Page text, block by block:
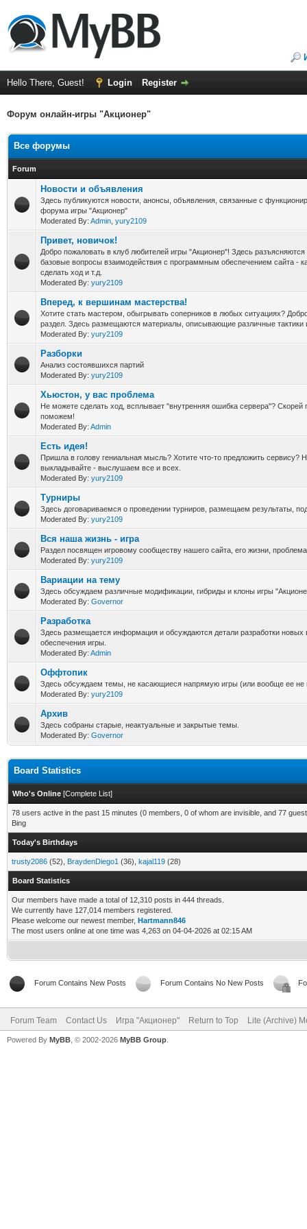
Hello There, Guest! Login Register
Форум онлайн-игры "Акционер"
Все форумы
Forum
Новости и объявления
Здесь публикуются новости, анонсы, объявления, связанные с
форума игры "Акционер"
Moderated By: Admin yury2109
Привет, новичок!
Добро пожаловать в клуб любителей игры "Акционер"! Здесь
базовые вопросы взаимодействия с программным обеспечением сайта -
сделать ход и т.д.
Moderated By: yury2109
Вперед, к вершинам мастерства!
Хотите стать мастером, обыгрывать соперников в любых ситуациях?
раздел. Здесь размещаются материалы, описывающие различные тактики
Moderated By: yury2109
Разборки
Анализ состоявшихся партий
Moderated By: yury2109
Хьюстон, у вас проблема
Не можете сделать ход, всплывает "внутренняя ошибка сервера"? Скорей
поможем!
Moderated By: Admin
Есть идея!
Пришла в голову гениальная мысль? Хотите что-то предложить сервису?
выкладывайте - выслушаем все и всех.
Moderated By: yury2109
Турниры
Здесь договариваемся о проведении турниров, размещаем результаты,
Moderated By: yury2109
Вся наша жизнь - игра
Раздел посвящен игровому сообществу нашего сайта, его жизни,
Moderated By: yury2109
Вариации на тему
Здесь обсуждаем различные модификации, гибриды и клоны игры
Moderated By: Governor
Разработка
Здесь размещается информация и обсуждаются детали разработки новых
обеспечения игры.
Moderated By: Admin
Оффтопик
Здесь обсуждаем темы, не касающиеся напрямую игры (или вообще ее не
Moderated By: yury2109
Архив
Здесь собраны старые, неактуальные и закрытые темы.
Moderated By: Governor
Board Statistics
Who's Online [Complete List]
78 users active in the past 15 minutes (0 members, 0 of whom are invisible, and 77
Bing
Today's Birthdays
trusty2086 (52), BraydenDiego1 (36), kajal119 (28)
Board Statistics
Our members have made a total of 12,310 posts in 444 threads.
We currently have 127,014 members registered.
Please welcome our newest member, Hartmann846
The most users online at one time was 4,263 on 04-04-2026 at 02:15 AM
Forum Contains New Posts Forum Contains No New Posts
Forum Team Contact Us Игра "Акционер" Return to Top Lite (Archive)
Powered By MyBB , © 2002-2026 MyBB Group